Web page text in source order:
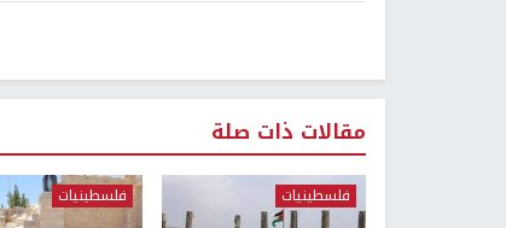
مقالات ذات صلة
فلسطينيات فلسطينيات